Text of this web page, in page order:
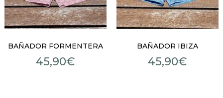
BAÑADOR FORMENTERA
45,90€
BAÑADOR IBIZA
45,90€